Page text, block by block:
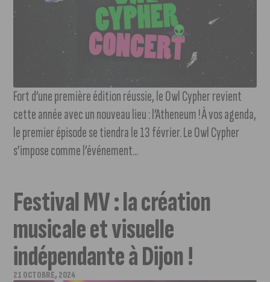
Fort d’une première édition réussie, le Owl Cypher revient
cette année avec un nouveau lieu : l’Atheneum ! À vos agenda,
le premier épisode se tiendra le 13 février. Le Owl Cypher
s’impose comme l’événement...
Festival MV : la création
musicale et visuelle
indépendante à Dijon !
21 OCTOBRE, 2024